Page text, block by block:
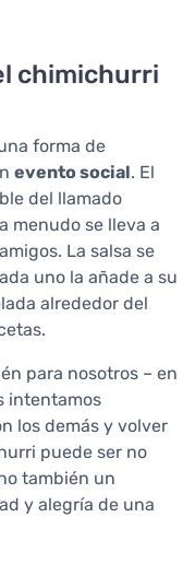
chimichurri
forma de
evento social. El
del llamado
menudo se lleva a
La salsa se
uno la añade a su
alrededor del
para nosotros – en
intentamos
los demás y volver
puede ser no
también un
y alegría de una